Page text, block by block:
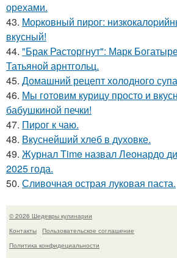
орехами.
43. Mоpковный пиpог:
вкyсный!
44. "Брак Расторгнут": Марк
Татьяной арнтгольц.
45. Домашний рецепт холодного
46. Мы готовим курицу просто и
бабушкиной печки!
47. Пиpог к чаю.
48. Вкуснейший хлеб в духовке.
49. Журнал Time назвал Леонардо
2025 года.
50. Сливочная острая луковая паста.
© 2026 Шедевры кулинарии
Контакты
Пользовательское соглашение
Политика конфидециальности